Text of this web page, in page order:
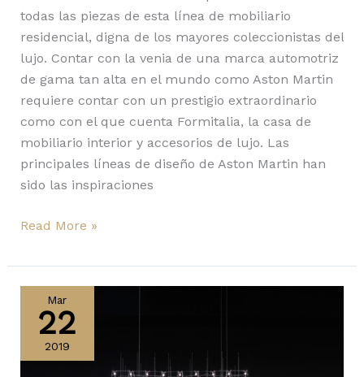
todas las piezas de esta línea de mobiliario
residencial, digna de los mayores coleccionistas del
lujo. Contar con la venia de una marca automotriz
de gama tan alta en el mundo como Aston Martin
requiere contar con un prestigio extraordinario
como con el que cuenta Formitalia, la casa de
mobiliario interior y accesorios de lujo. Las
principales líneas de diseño de Aston Martin han
sido las inspiraciones
Read More »
Mar
22
2019
Square,
Quasar